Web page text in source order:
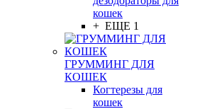
кошек
+ ЕЩЕ 1
ГРУММИНГ ДЛЯ
КОШЕК
Когтерезы для
кошек